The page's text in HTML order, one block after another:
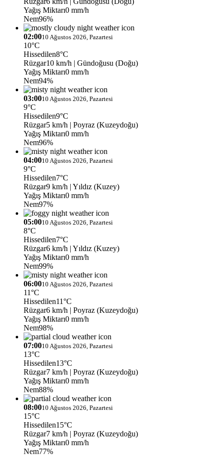
Yağış Miktarı0 mm/h
Nem96%
02:0010 Ağustos 2026, Pazartesi
10°C
Hissedilen8°C
Rüzgar10 km/h | Gündoğusu (Doğu)
Yağış Miktarı0 mm/h
Nem94%
03:0010 Ağustos 2026, Pazartesi
9°C
Hissedilen9°C
Rüzgar5 km/h | Poyraz (Kuzeydoğu)
Yağış Miktarı0 mm/h
Nem96%
04:0010 Ağustos 2026, Pazartesi
9°C
Hissedilen7°C
Rüzgar9 km/h | Yıldız (Kuzey)
Yağış Miktarı0 mm/h
Nem97%
05:0010 Ağustos 2026, Pazartesi
8°C
Hissedilen7°C
Rüzgar6 km/h | Yıldız (Kuzey)
Yağış Miktarı0 mm/h
Nem99%
06:0010 Ağustos 2026, Pazartesi
11°C
Hissedilen11°C
Rüzgar6 km/h | Poyraz (Kuzeydoğu)
Yağış Miktarı0 mm/h
Nem98%
07:0010 Ağustos 2026, Pazartesi
13°C
Hissedilen13°C
Rüzgar7 km/h | Poyraz (Kuzeydoğu)
Yağış Miktarı0 mm/h
Nem88%
08:0010 Ağustos 2026, Pazartesi
15°C
Hissedilen15°C
Rüzgar7 km/h | Poyraz (Kuzeydoğu)
Yağış Miktarı0 mm/h
Nem77%